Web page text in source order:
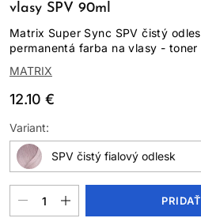
vlasy SPV 90ml
Matrix Super Sync SPV čistý
permanentá farba na vlasy -
MATRIX
12.10 €
Variant:
SPV čistý fialový odlesk